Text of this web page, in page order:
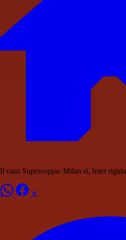
Il caso Supercoppa: Milan sì, Inter rigida